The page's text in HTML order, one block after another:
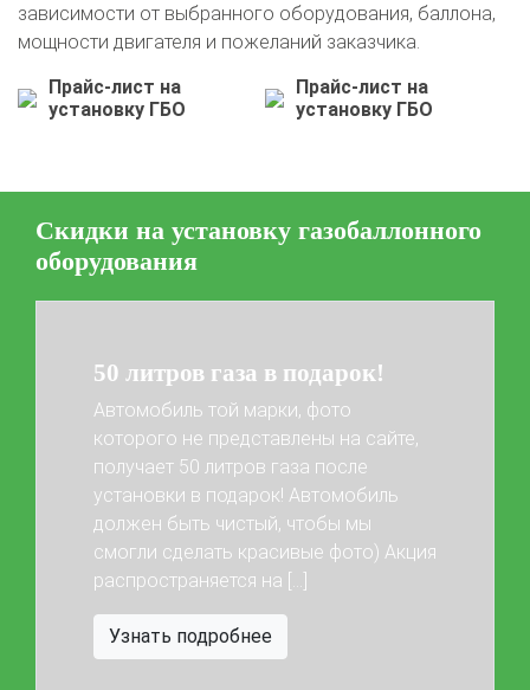
зависимости от выбранного оборудования, баллона,
мощности двигателя и пожеланий заказчика.
Прайс-лист на
установку ГБО
Прайс-лист на
установку ГБО
Скидки на установку газобаллонного
оборудования
50 литров газа в подарок!
Автомобиль той марки, фото
которого не представлены на сайте,
получает 50 литров газа после
установки в подарок! Автомобиль
должен быть чистый, чтобы мы
смогли сделать красивые фото) Акция
распространяется на […]
Узнать подробнее
Previous